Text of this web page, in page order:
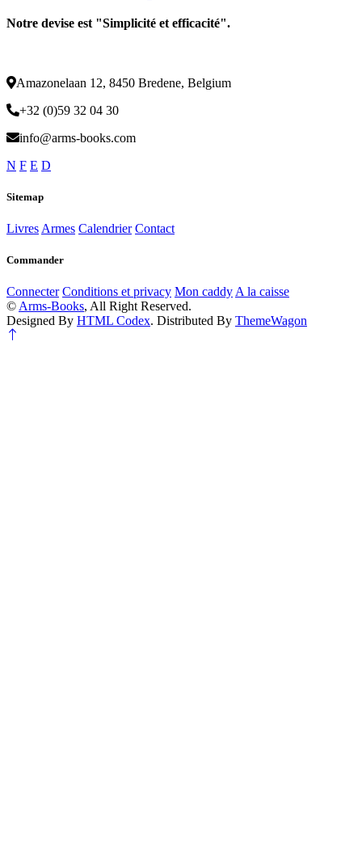
Notre devise est "Simplicité et efficacité".
Amazonelaan 12, 8450 Bredene, Belgium
+32 (0)59 32 04 30
info@arms-books.com
N F E D
Sitemap
Livres Armes Calendrier Contact
Commander
Connecter Conditions et privacy Mon caddy A la caisse
© Arms-Books, All Right Reserved.
Designed By HTML Codex. Distributed By ThemeWagon